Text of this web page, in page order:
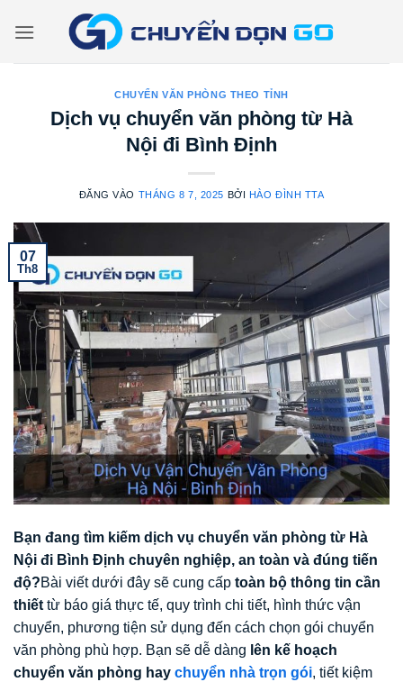
qua
CHUYỂN VĂN PHÒNG THEO TỈNH
Dịch vụ chuyển văn phòng từ Hà
Nội đi Bình Định
ĐĂNG VÀO THÁNG 8 7, 2025 BỞI HÀO ĐÌNH TTA
07
Th8
Bạn đang tìm kiếm dịch vụ chuyển văn phòng từ Hà
Nội đi Bình Định chuyên nghiệp, an toàn và đúng tiến
độ?Bài viết dưới đây sẽ cung cấp toàn bộ thông tin cần
thiết từ báo giá thực tế, quy trình chi tiết, hình thức vận
chuyển, phương tiện sử dụng đến cách chọn gói chuyển
văn phòng phù hợp. Bạn sẽ dễ dàng lên kế hoạch
chuyển văn phòng hay chuyển nhà trọn gói, tiết kiệm